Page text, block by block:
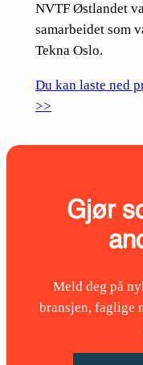
NVTF Østlandet
samarbeidet som
Tekna Oslo.
Du kan laste ned
>>
Gjør
Meld deg på
bransjen, faglige